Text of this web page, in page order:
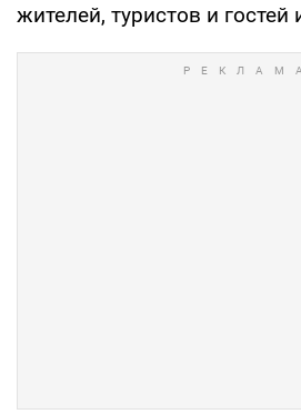
жителей, туристов и гостей